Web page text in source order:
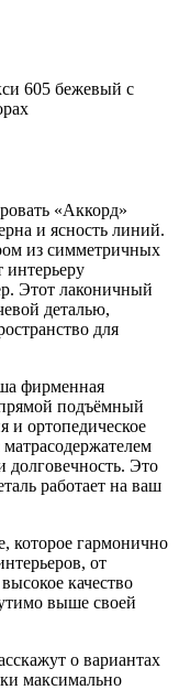
«Аккорд»
и ясность линий.
из симметричных
интерьеру
Этот лаконичный
деталью,
для
фирменная
подъёмный
и ортопедическое
долговечность. Это
работает на ваш
которое гармонично
от
качество
выше своей
о вариантах
максимально